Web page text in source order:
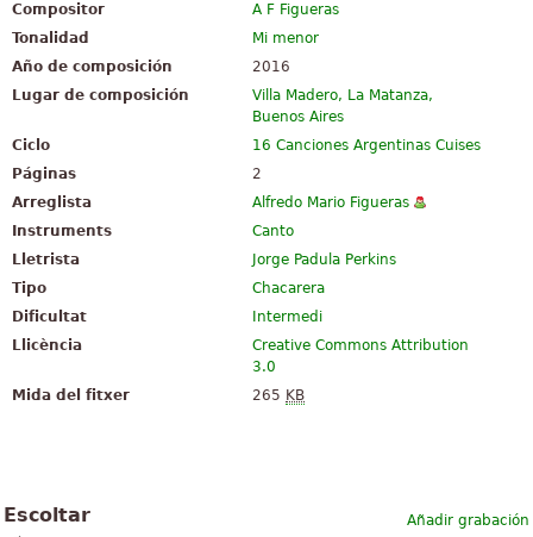
Compositor
A F Figueras
Tonalidad
Mi menor
Año de composición
2016
Lugar de composición
Villa Madero, La Matanza,
Buenos Aires
Ciclo
16 Canciones Argentinas Cuises
Páginas
2
Arreglista
Alfredo Mario Figueras
Instruments
Canto
Lletrista
Jorge Padula Perkins
Tipo
Chacarera
Dificultat
Intermedi
Llicència
Creative Commons Attribution
3.0
Mida del fitxer
265 KB
Añadir grabación
Escoltar